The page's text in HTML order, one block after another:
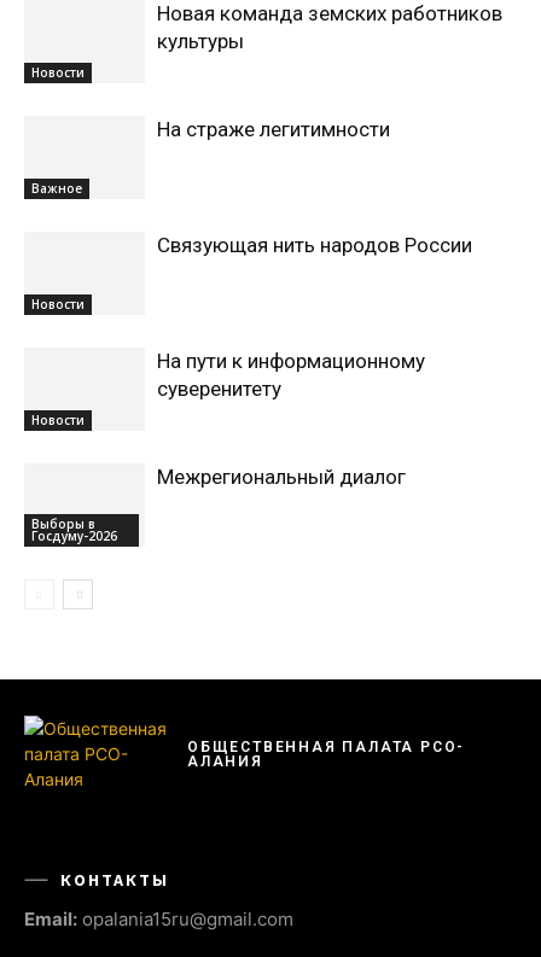
Новости
Новая команда земских работников
культуры
Важное
На страже легитимности
Новости
Связующая нить народов России
Новости
На пути к информационному
суверенитету
Выборы в
Госдуму-2026
Межрегиональный диалог
ОБЩЕСТВЕННАЯ ПАЛАТА РСО-
АЛАНИЯ
КОНТАКТЫ
Email: opalania15ru@gmail.com